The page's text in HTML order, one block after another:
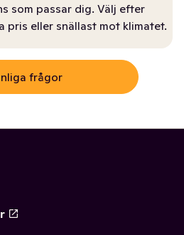
som passar dig. Välj efter
pris eller snällast mot klimatet.
frågor